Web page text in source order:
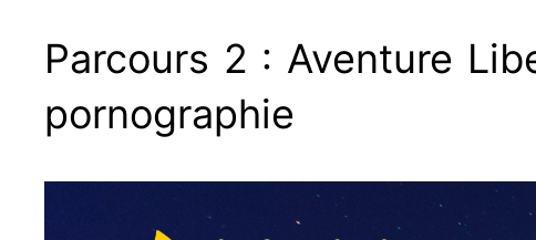
Parcours 2 : Aventure
pornographie